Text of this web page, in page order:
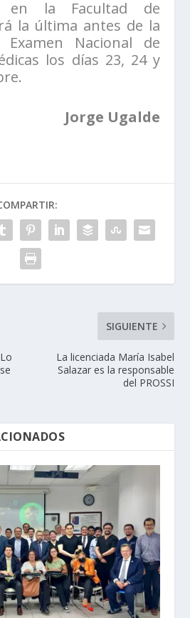
en la Facultad de
la última antes de la
Examen Nacional de
los días 23, 24 y
Jorge Ugalde
SIGUIENTE
La licenciada María Isabel
Salazar es la responsable
del PROSSI